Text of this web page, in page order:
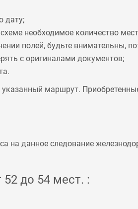
дату;
необходимое количество
полей, будьте внимательны,
с оригиналами документов;
указанный маршрут.
на данное следование
до 54 мест. :